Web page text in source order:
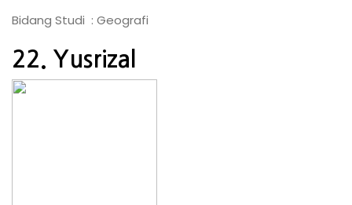
Bidang Studi : Geografi
22. Yusrizal